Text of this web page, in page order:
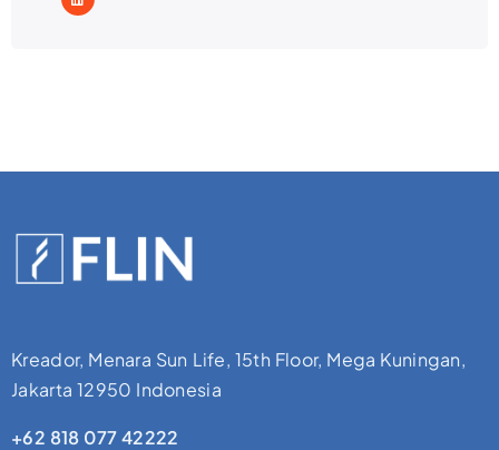
Kreador, Menara Sun Life, 15th Floor, Mega Kuningan,
Jakarta 12950 Indonesia
+62 818 077 42222